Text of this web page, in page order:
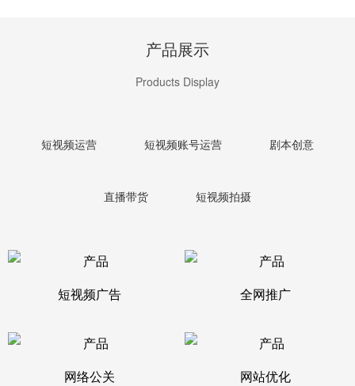
产品展示
Products Display
短视频运营 短视频账号运营 剧本创意
直播带货 短视频拍摄
短视频广告 全网推广
网络公关 网站优化